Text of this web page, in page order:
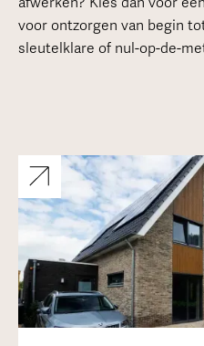
voor ontzorgen van begin
sleutelklare of nul-op-de-